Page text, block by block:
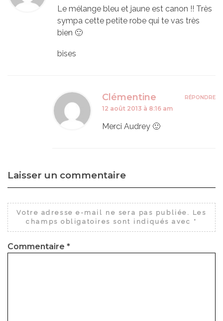
Le mélange bleu et jaune est canon !! Très
sympa cette petite robe qui te vas très
bien 🙂
bises
Clémentine
12 août 2013 à 8:16 am
Merci Audrey 🙂
RÉPONDRE
Laisser un commentaire
Votre adresse e-mail ne sera pas publiée.
Les
champs obligatoires sont indiqués avec *
Commentaire *